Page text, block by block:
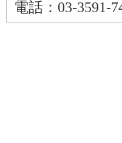
電話：03-3591-